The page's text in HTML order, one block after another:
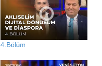
4.Bölüm